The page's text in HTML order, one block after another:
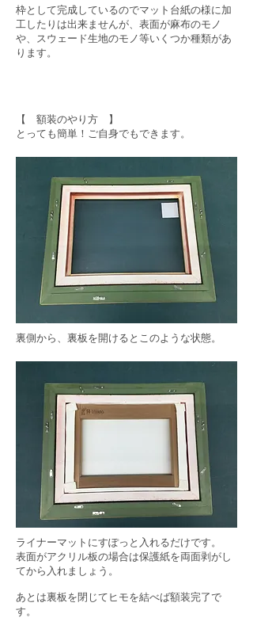
枠として完成しているのでマット台紙の様に加
工したりは出来ませんが、表面が麻布のモノ
や、スウェード生地のモノ等いくつか種類があ
ります。
【 額装のやり方 】
とっても簡単！ご自身でもできます。
裏側から、裏板を開けるとこのような状態。
ライナーマットにすぽっと入れるだけです。
表面がアクリル板の場合は保護紙を両面剥がし
てから入れましょう。
あとは裏板を閉じてヒモを結べば額装完了で
す。